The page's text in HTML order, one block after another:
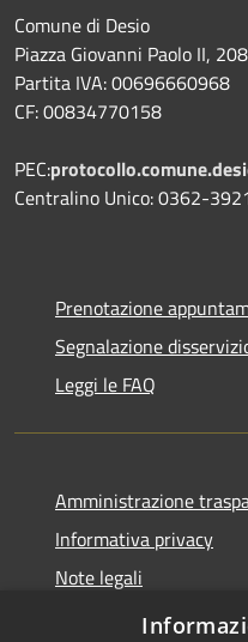
Comune di Desio
Piazza Giovanni Paolo II,
Partita IVA: 00696660968
CF: 00834770158
PEC:
Centralino Unico: 0362-
Prenotazione
Segnalazione
Leggi le FAQ
Amministrazione
Informativa privacy
Note legali
Dichiarazione di